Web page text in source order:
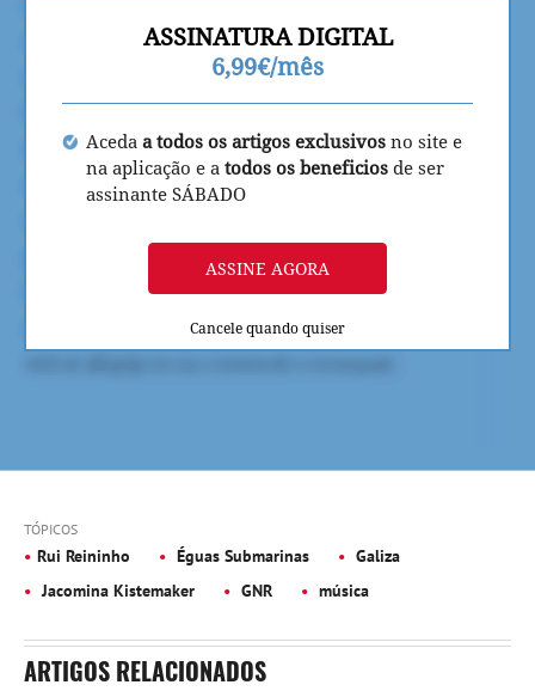
ASSINATURA DIGITAL
6,99€/mês
Aceda a todos os artigos exclusivos no site e
na aplicação e a todos os beneficios de ser
assinante SÁBADO
ASSINE AGORA
Cancele quando quiser
TÓPICOS
Rui Reininho Éguas Submarinas
Galiza
Jacomina Kistemaker
GNR música
ARTIGOS RELACIONADOS